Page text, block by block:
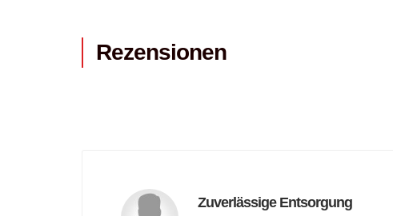
Rezensionen
Zuverlässige Entsorgung